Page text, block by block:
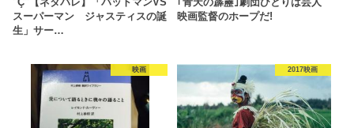
"Ç"【ネタバレ】「バットマンVS
スーパーマン ジャスティスの誕
生」サー…
｢青天の霹靂｣劇団ひとりは芸人
映画監督のホープだ!
映画 2017映画